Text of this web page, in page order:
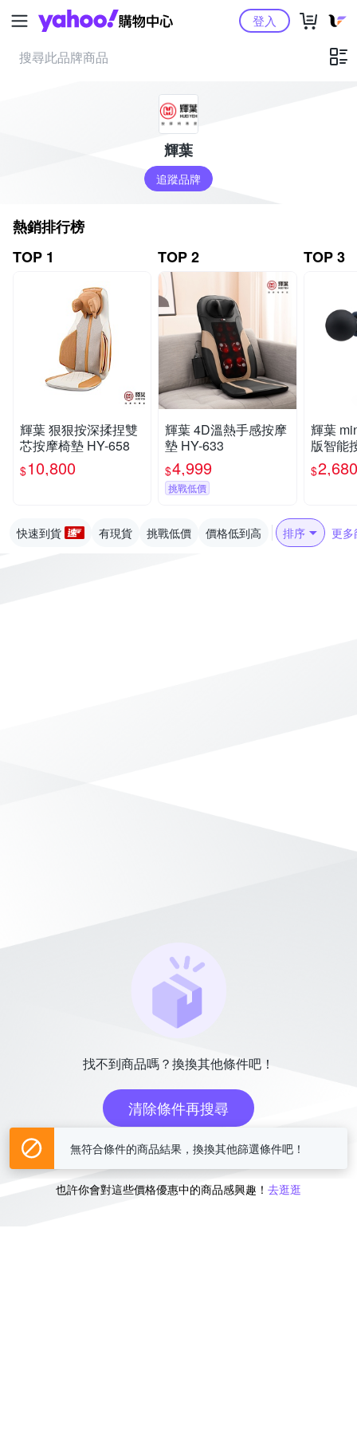
Yahoo購物中心登入
輝葉
追蹤品牌
熱銷排行榜
TOP 1
輝葉 狠狠按深揉捏雙
芯按摩椅墊 HY-658
$10,800
TOP 2
輝葉 4D溫熱手感按摩
墊 HY-633
$4,999
挑戰低價
TOP 3
輝葉
版智能
06
$2,680
快速到貨 有現貨 挑戰低價 價格低到高 排序 更多
找不到商品嗎？換換其他條件吧！
清除條件再搜尋
或
也許你會對這些價格優惠中的商品感興趣！ 去逛逛
無符合條件的商品結果，換換其他篩選條件吧！